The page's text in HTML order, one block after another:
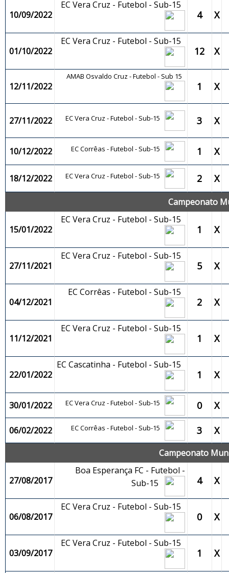
10/09/2022
EC Vera Cruz - Futebol - Sub-15
4 X
01/10/2022
EC Vera Cruz - Futebol - Sub-15
12 X
12/11/2022
AMAB Osvaldo Cruz - Futebol - Sub 15
1 X
27/11/2022 EC Vera Cruz - Futebol - Sub-15 3 X
10/12/2022 EC Corrêas - Futebol - Sub-15 1 X
18/12/2022 EC Vera Cruz - Futebol - Sub-15 2 X
Campeonato
15/01/2022
EC Vera Cruz - Futebol - Sub-15
1 X
27/11/2021
EC Vera Cruz - Futebol - Sub-15
5 X
04/12/2021
EC Corrêas - Futebol - Sub-15
2 X
11/12/2021
EC Vera Cruz - Futebol - Sub-15
1 X
22/01/2022
EC Cascatinha - Futebol - Sub-15
1 X
30/01/2022 EC Vera Cruz - Futebol - Sub-15 0 X
06/02/2022 EC Corrêas - Futebol - Sub-15 3 X
Campeonato
27/08/2017
Boa Esperança FC - Futebol -
Sub-15
4 X
06/08/2017
EC Vera Cruz - Futebol - Sub-15
0 X
03/09/2017
EC Vera Cruz - Futebol - Sub-15
1 X